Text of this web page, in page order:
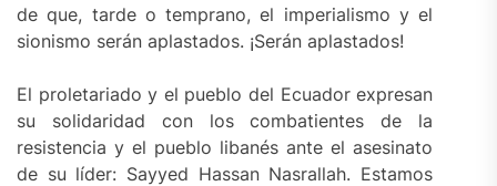
de que, tarde o temprano, el imperialismo y el
sionismo serán aplastados. ¡Serán aplastados!
El proletariado y el pueblo del Ecuador expresan
su solidaridad con los combatientes de la
resistencia y el pueblo libanés ante el asesinato
de su líder: Sayyed Hassan Nasrallah. Estamos